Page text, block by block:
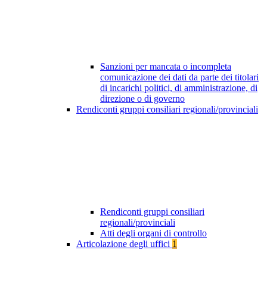
Sanzioni per mancata o incompleta
comunicazione dei dati da parte dei titolari
di incarichi politici, di amministrazione, di
direzione o di governo
Rendiconti gruppi consiliari regionali/provinciali
Rendiconti gruppi consiliari
regionali/provinciali
Atti degli organi di controllo
Articolazione degli uffici 1